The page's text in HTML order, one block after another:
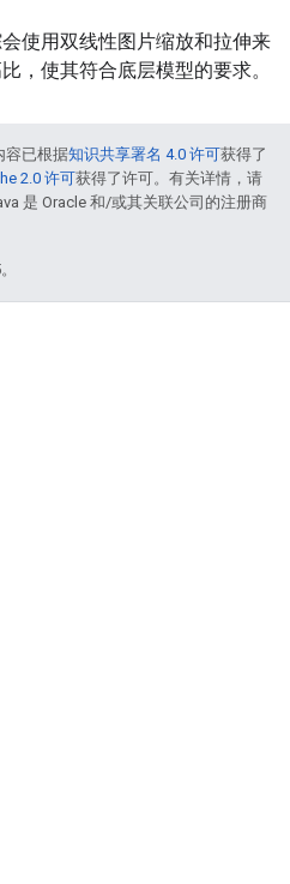
使用双线性图片缩放和拉伸来
，使其符合底层模型的要求。
容已根据知识共享署名 4.0 许可获得了
2.0 许可获得了许可。有关详情，请
是 Oracle 和/或其关联公司的注册商